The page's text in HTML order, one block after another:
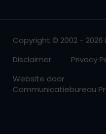
Copyright © 2002 -
Disclaimer
Privacy
Website door
Communicatiebureau